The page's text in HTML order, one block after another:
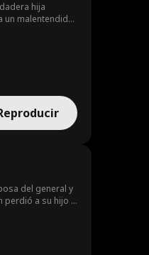
hija
un malentendido
del general y
perdió a su hijo y